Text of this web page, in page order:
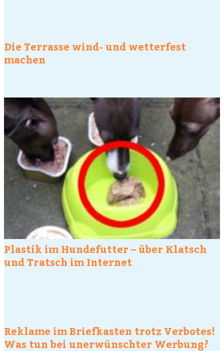
Die Terrasse wind- und wetterfest
machen
Plastik im Hundefutter – über Klatsch
und Tratsch im Internet
Reklame im Briefkasten trotz Verbotes!
Was tun bei unerwünschter Werbung?